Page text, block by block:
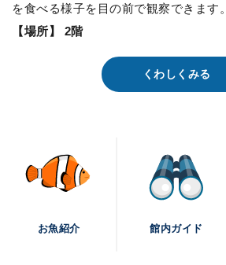
を食べる様子を目の前で観察できます。
【場所】 2階
くわしくみる
お魚紹介 館内ガイド